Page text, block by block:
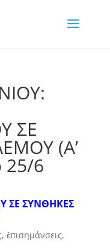
ΣΕ
(Α’
25/6
ΣΕ ΣΥΝΘΗΚΕΣ
ἐπισημάνσεις,